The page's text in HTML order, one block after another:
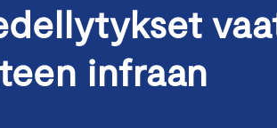
infraan